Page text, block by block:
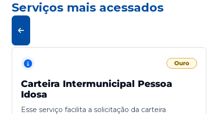
Serviços mais acessados
Ouro
Carteira Intermunicipal Pessoa
Idosa
Esse serviço facilita a solicitação da carteira